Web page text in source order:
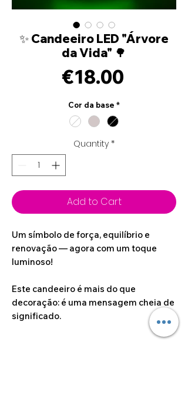
✨ Candeeiro LED "Árvore
da Vida" 🌳
€18.00Price
Cor da base *
Quantity *
Add to Cart
Um símbolo de força, equilíbrio e
renovação — agora com um toque
luminoso!
Este candeeiro é mais do que
decoração: é uma mensagem cheia de
significado.